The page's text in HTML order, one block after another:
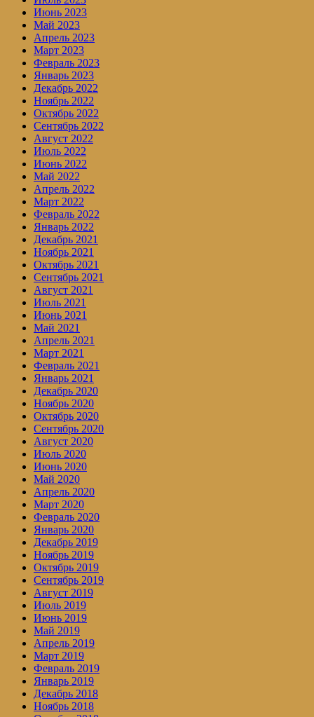
Июнь 2023
Май 2023
Апрель 2023
Март 2023
Февраль 2023
Январь 2023
Декабрь 2022
Ноябрь 2022
Октябрь 2022
Сентябрь 2022
Август 2022
Июль 2022
Июнь 2022
Май 2022
Апрель 2022
Март 2022
Февраль 2022
Январь 2022
Декабрь 2021
Ноябрь 2021
Октябрь 2021
Сентябрь 2021
Август 2021
Июль 2021
Июнь 2021
Май 2021
Апрель 2021
Март 2021
Февраль 2021
Январь 2021
Декабрь 2020
Ноябрь 2020
Октябрь 2020
Сентябрь 2020
Август 2020
Июль 2020
Июнь 2020
Май 2020
Апрель 2020
Март 2020
Февраль 2020
Январь 2020
Декабрь 2019
Ноябрь 2019
Октябрь 2019
Сентябрь 2019
Август 2019
Июль 2019
Июнь 2019
Май 2019
Апрель 2019
Март 2019
Февраль 2019
Январь 2019
Декабрь 2018
Ноябрь 2018